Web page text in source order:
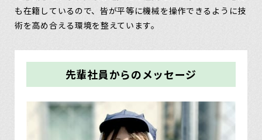
も在籍しているので、皆が平等に機械を操作できるように技
術を高め合える環境を整えています。
先輩社員からのメッセージ